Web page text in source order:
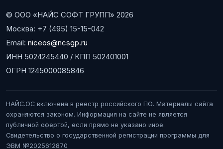
© ООО «НАЙС СОФТ ГРУПП» 2026
Москва: +7 (495) 15-15-042
Email: niceos@ncsgp.ru
ИНН 5024245440 / КПП 502401001
ОГРН 1245000085846
НАЙС.ОС включена в реестр российского ПО. Материалы сайта
охраняются законом. Информация на сайте не является
публичной офертой, если прямо не указано иное.
Свидетельство о государственной регистрации программы для
ЭВМ №2025612870